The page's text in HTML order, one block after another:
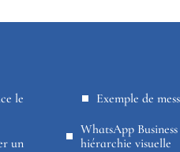
le
un
Exemple de
WhatsApp
hiérarchie visuelle